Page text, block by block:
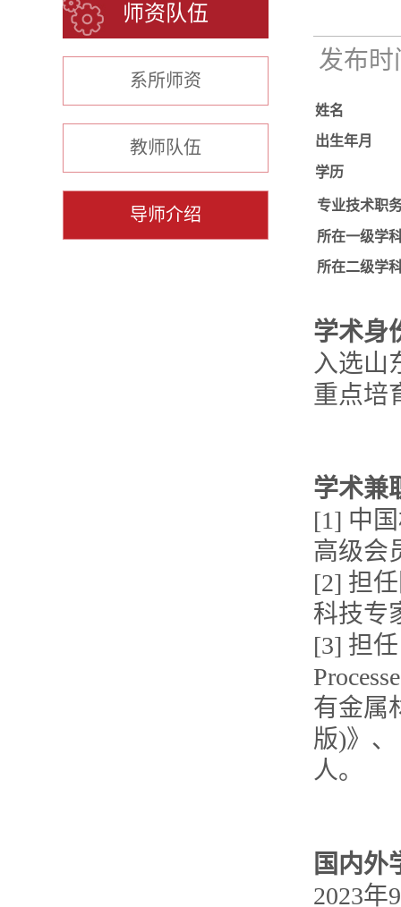
师资队伍
系所师资
教师队伍
导师介绍
发布
姓名
出生年月
学历
专业技术职
所在一级学
所在二级学
学术身
入选山
重点培
学术兼
[1] 中
高级会
[2] 担
科技专
[3] 担任
有金属
版)》
人。
国内外
2023